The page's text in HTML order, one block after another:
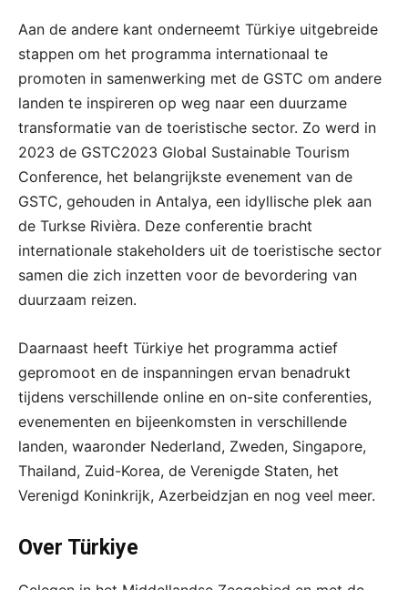
Aan de andere kant onderneemt Türkiye uitgebreide
stappen om het programma internationaal te
promoten in samenwerking met de GSTC om andere
landen te inspireren op weg naar een duurzame
transformatie van de toeristische sector. Zo werd in
2023 de GSTC2023 Global Sustainable Tourism
Conference, het belangrijkste evenement van de
GSTC, gehouden in Antalya, een idyllische plek aan
de Turkse Rivièra. Deze conferentie bracht
internationale stakeholders uit de toeristische sector
samen die zich inzetten voor de bevordering van
duurzaam reizen.
Daarnaast heeft Türkiye het programma actief
gepromoot en de inspanningen ervan benadrukt
tijdens verschillende online en on-site conferenties,
evenementen en bijeenkomsten in verschillende
landen, waaronder Nederland, Zweden, Singapore,
Thailand, Zuid-Korea, de Verenigde Staten, het
Verenigd Koninkrijk, Azerbeidzjan en nog veel meer.
Over Türkiye